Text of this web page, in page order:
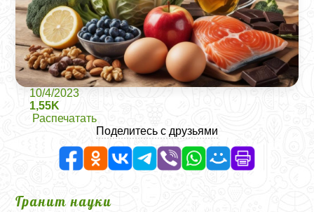
10/4/2023
1,55K
Распечатать
Поделитесь с друзьями
Гранит науки